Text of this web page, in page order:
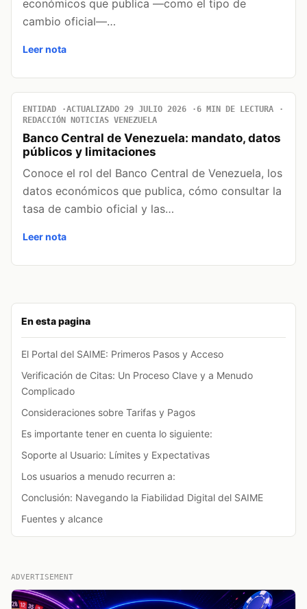
En esta pagina
El Portal del SAIME: Primeros Pasos y Acceso
Verificación de Citas: Un Proceso Clave y a Menudo
Complicado
Consideraciones sobre Tarifas y Pagos
Es importante tener en cuenta lo siguiente:
Soporte al Usuario: Límites y Expectativas
Los usuarios a menudo recurren a:
Conclusión: Navegando la Fiabilidad Digital del SAIME
Fuentes y alcance
económicos que publica —como el tipo de
cambio oficial—…
Leer nota
ENTIDAD ACTUALIZADO 29 JULIO 2026
6 MIN DE LECTURA
REDACCIÓN NOTICIAS VENEZUELA
Banco Central de Venezuela: mandato, datos
públicos y limitaciones
Conoce el rol del Banco Central de Venezuela, los
datos económicos que publica, cómo consultar la
tasa de cambio oficial y las…
Leer nota
ADVERTISEMENT